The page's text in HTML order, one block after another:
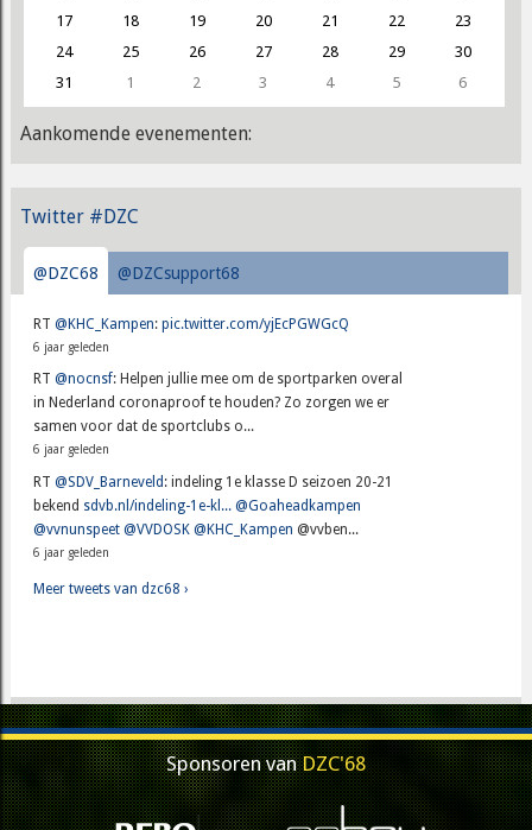
17
18 19 20 21 22
23
24
25 26 27 28 29
30
31
1 2 3 4 5 6
Aankomende evenementen:
Twitter #DZC
@DZC68 @DZCsupport68
RT@KHC_Kampen:pic.twitter.com/yjEcPGWGcQ
6 jaar geleden
RT@nocnsf: Helpen jullie mee om de sportparken overal
in Nederland coronaproof te houden? Zo zorgen we er
samen voor dat de sportclubs o...
6 jaar geleden
RT@SDV_Barneveld : indeling 1e klasse D seizoen 20-21
bekend sdvb.nl/indeling-1e-kl... @Goaheadkampen
@vvnunspeet @VVDOSK @KHC_Kampen @vvben...
6 jaar geleden
Meer tweets van dzc68 ›
Sponsoren vanDZC'68